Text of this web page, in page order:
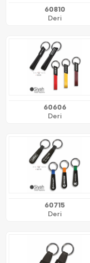
60810
Deri
60606
Deri
60715
Deri